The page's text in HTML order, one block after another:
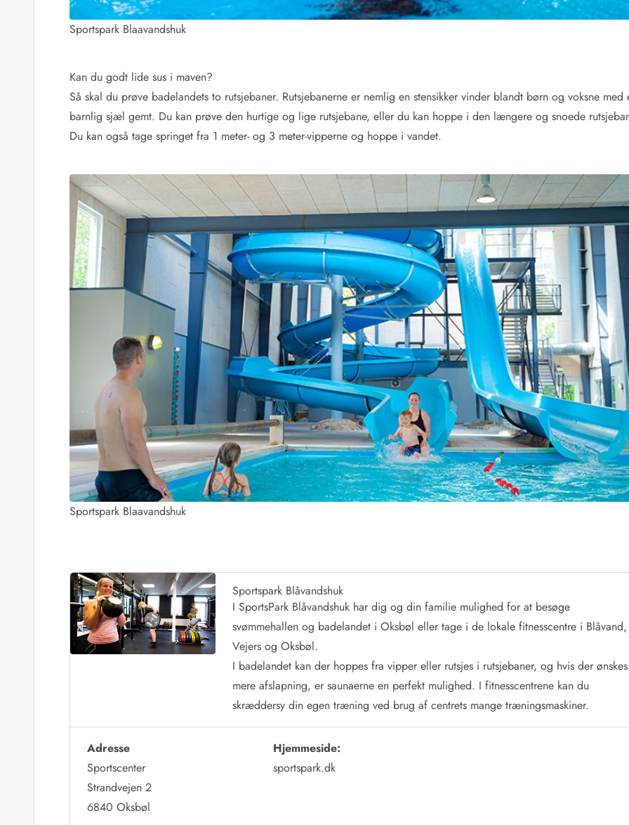
Kontakt BjerregårdKontakt SøndervigKontakt Houstrup
Bæredygtighed
Gæsterne siger
Sponsorater - Esmark støtter
Sportspark Blaavandshuk
Kan du godt lide sus i maven?
Så skal du prøve badelandets to rutsjebaner. Rutsjebanerne er nemlig en stensikker vinder blandt børn og voksne med
barnlig sjæl gemt. Du kan prøve den hurtige og lige rutsjebane, eller du kan hoppe i den længere og snoede
Du kan også tage springet fra 1 meter- og 3 meter-vipperne og hoppe i vandet.
Sportspark Blaavandshuk
Sportspark Blåvandshuk
I SportsPark Blåvandshuk har dig og din familie mulighed for at besøge
svømmehallen og badelandet i Oksbøl eller tage i de lokale fitnesscentre i Blåvand,
Vejers og Oksbøl.
I badelandet kan der hoppes fra vipper eller rutsjes i rutsjebaner, og hvis der ønskes
mere afslapning, er saunaerne en perfekt mulighed. I fitnesscentrene kan du
skræddersy din egen træning ved brug af centrets mange træningsmaskiner.
Adresse
Sportscenter
Strandvejen 2
6840 Oksbøl
Hjemmeside:
sportspark.dk